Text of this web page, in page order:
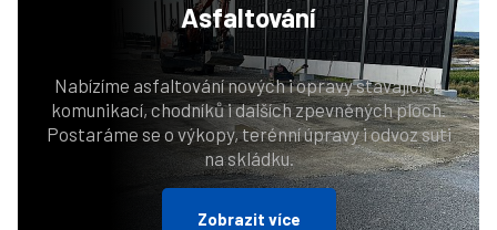
Asfaltování
Nabízíme asfaltování nových i opravy stávajících
komunikací, chodníků i dalších zpevněných ploch.
Postaráme se o výkopy, terénní úpravy i odvoz suti
na skládku.
Zobrazit více